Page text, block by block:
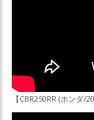
【CBR250RR (ホンダ/